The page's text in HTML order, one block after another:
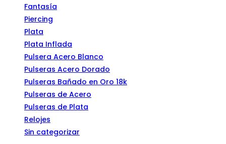
Fantasía
Piercing
Plata
Plata Inflada
Pulsera Acero Blanco
Pulseras Acero Dorado
Pulseras Bañado en Oro 18k
Pulseras de Acero
Pulseras de Plata
Relojes
Sin categorizar